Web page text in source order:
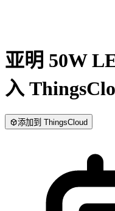
亚明 50W
入
添加到 ThingsCloud